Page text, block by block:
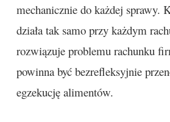
mechanicznie do każdej sprawy.
działa tak samo przy każdym
rozwiązuje problemu rachunku
powinna być bezrefleksyjnie
egzekucję alimentów.